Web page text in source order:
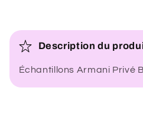
o
e
Description du
Échantillons Armani Privé